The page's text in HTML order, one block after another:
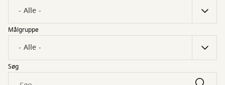
Målgruppe
Søg